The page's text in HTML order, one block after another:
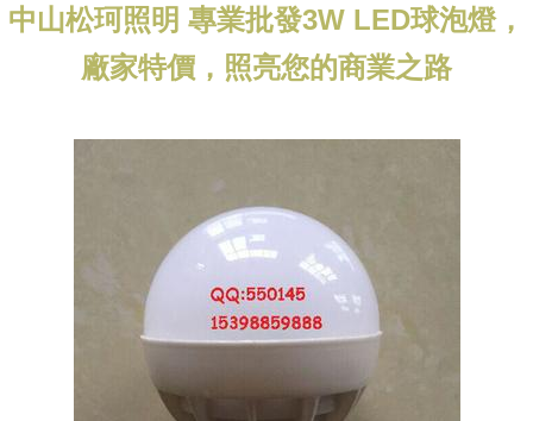
中山松珂照明 專業批發3W LED球泡燈，
廠家特價，照亮您的商業之路